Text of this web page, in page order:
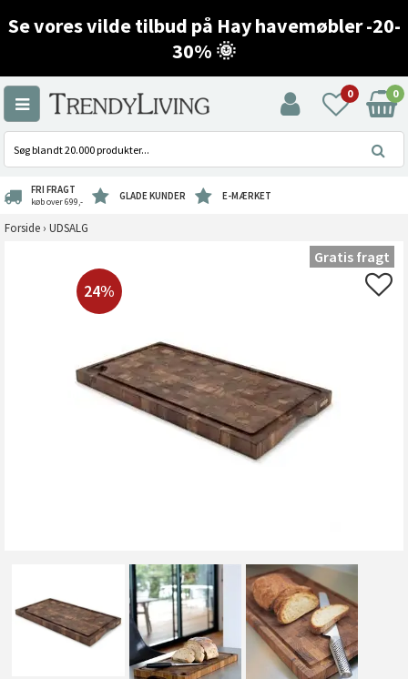
Se vores vilde tilbud på Hay havemøbler -20-
30% 🌞
0 0
FRI FRAGT
køb over 699,- GLADE KUNDER E-MÆRKET
Forside › UDSALG
24%
Gratis fragt